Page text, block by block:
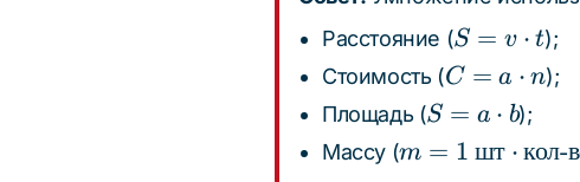
Расстояние (S = v
\cdot
S = v ⋅ t);
Стоимость (C =
\cdot
n
C = a ⋅ n);
Площадь (S = a
\cdot
S = a ⋅ b);
Массу (m = 1
m = 1 шт ⋅ кол-